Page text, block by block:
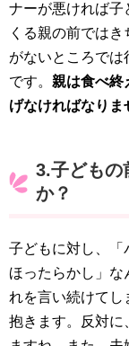
ナーが悪ければ子
くる親の前では
がないところでは
です。 親は食べ終
げなければなりま
3.子どもの
か？
子どもに対し、「
ほったらかし」な
れを言い続けてし
抱きます。反対に